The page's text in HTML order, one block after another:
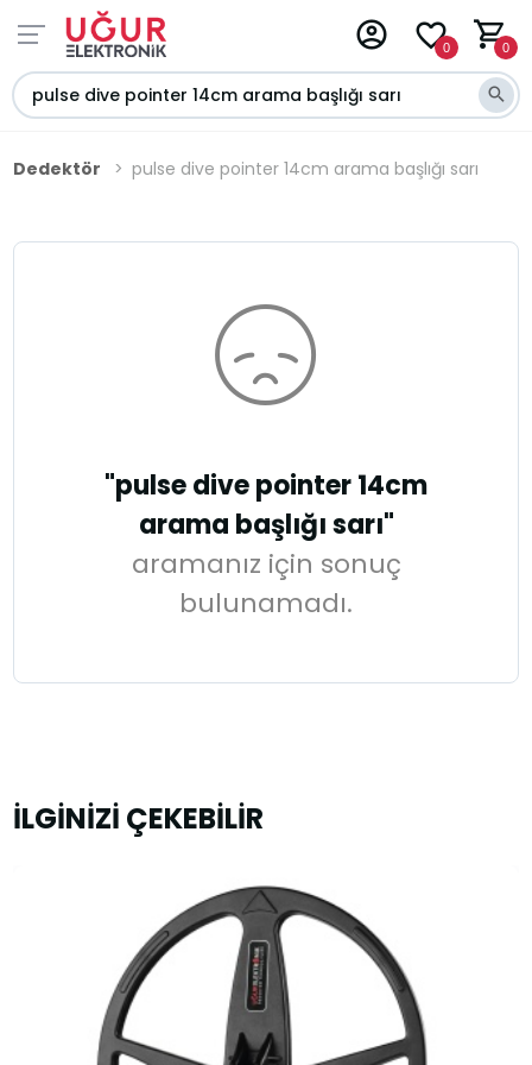
0 0
Dedektör pulse dive pointer 14cm arama başlığı sarı
"pulse dive pointer 14cm
arama başlığı sarı"
aramanız için sonuç
bulunamadı.
İLGİNİZİ ÇEKEBİLİR